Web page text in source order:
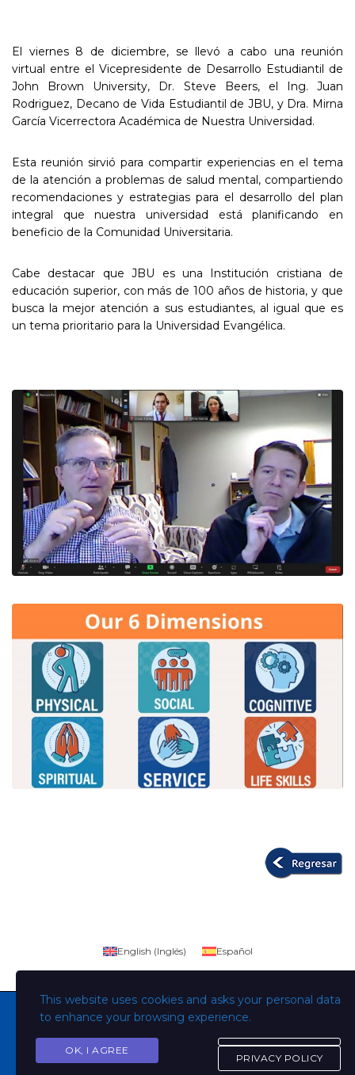
El viernes 8 de diciembre, se llevó a cabo una reunión
virtual entre el Vicepresidente de Desarrollo Estudiantil de
John Brown University, Dr. Steve Beers, el Ing. Juan
Rodriguez, Decano de Vida Estudiantil de JBU, y Dra. Mirna
García Vicerrectora Académica de Nuestra Universidad.
Esta reunión sirvió para compartir experiencias en el tema
de la atención a problemas de salud mental, compartiendo
recomendaciones y estrategias para el desarrollo del plan
integral que nuestra universidad está planificando en
beneficio de la Comunidad Universitaria.
Cabe destacar que JBU es una Institución cristiana de
educación superior, con más de 100 años de historia, y que
busca la mejor atención a sus estudiantes, al igual que es
un tema prioritario para la Universidad Evangélica.
Copyright © Todos los derechos son de la Universidad
This website uses cookies and asks your personal data
to enhance your browsing experience.
OK, I AGREE
PRIVACY POLICY
English (Inglés) Español